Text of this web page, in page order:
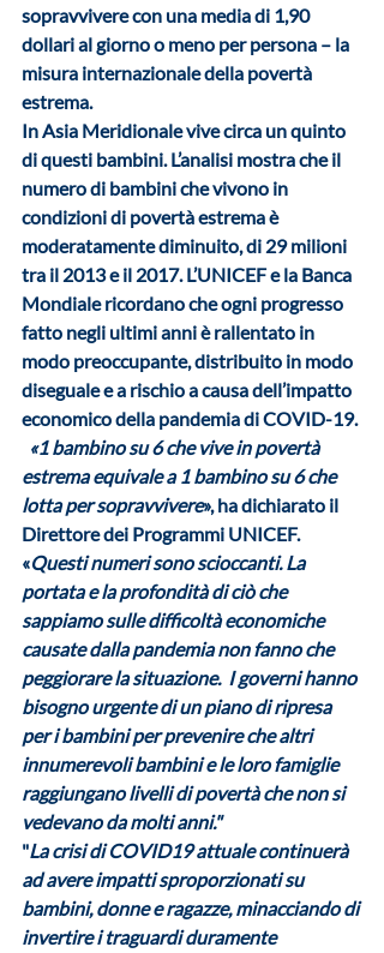
sopravvivere con una media di 1,90
dollari al giorno o meno per persona – la
misura internazionale della povertà
estrema.
In Asia Meridionale vive circa un quinto
di questi bambini. L’analisi mostra che il
numero di bambini che vivono in
condizioni di povertà estrema è
moderatamente diminuito, di 29 milioni
tra il 2013 e il 2017. L’UNICEF e la Banca
Mondiale ricordano che ogni progresso
fatto negli ultimi anni è rallentato in
modo preoccupante, distribuito in modo
diseguale e a rischio a causa dell’impatto
economico della pandemia di COVID-19.
«1 bambino su 6 che vive in povertà
estrema equivale a 1 bambino su 6 che
lotta per sopravvivere», ha dichiarato il
Direttore dei Programmi UNICEF.
«Questi numeri sono scioccanti. La
portata e la profondità di ciò che
sappiamo sulle difficoltà economiche
causate dalla pandemia non fanno che
peggiorare la situazione.  I governi hanno
bisogno urgente di un piano di ripresa
per i bambini per prevenire che altri
innumerevoli bambini e le loro famiglie
raggiungano livelli di povertà che non si
vedevano da molti anni."
"La crisi di COVID19 attuale continuerà
ad avere impatti sproporzionati su
bambini, donne e ragazze, minacciando di
invertire i traguardi duramente